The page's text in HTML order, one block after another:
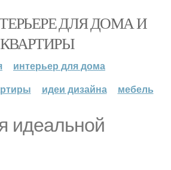
ДЛЯ ДОМА И
КВАРТИРЫ
интерьер для дома
идеи дизайна мебель
идеальной